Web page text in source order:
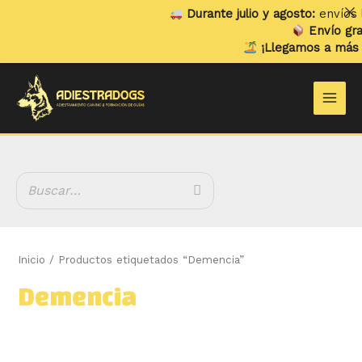
Inicio / Productos etiquetados “Demencia”
Demencia
Durante julio y agosto:envíos
Envío
¡Llegamos a más